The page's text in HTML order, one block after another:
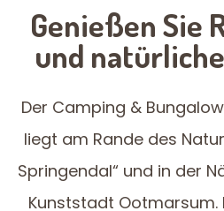
Genießen Sie
und
Der Camping &
liegt am Rande des
Springendal“ und in der
Kunststadt Ootmarsum.